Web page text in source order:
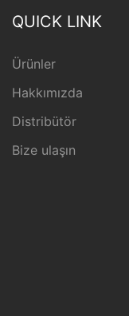
QUICK LINK
Ürünler
Hakkımızda
Distribütör
Bize ulaşın